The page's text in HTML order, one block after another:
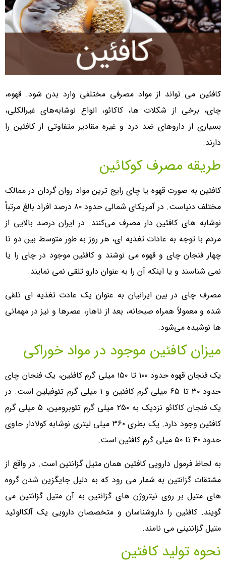
کافئین می تواند از مواد مصرفی مختلفی وارد بدن شود. قهوه،
چای، برخی از شکلات ها، کاکائو، انواع نوشابه‌های غیرالکلی،
بسیاری از داروهای ضد درد و غیره مقادیر متفاوتی از کافئین را
دارند.
طریقه مصرف کوکائین
کافئین به صورت قهوه یا چای رایج ترین مواد روان گردان در ممالک
مختلف دنیاست. در آمریکای شمالی حدود ۸۰ درصد افراد بالغ مرتباً
نوشابه های کافئین دار مصرف می‌کنند. در ایران درصد بالایی از
مردم با توجه به عادات تغذیه ای، هر روز به طور متوسط بین دو تا
چهار فنجان چای و قهوه می نوشند و کافئین موجود در چای را یا
نمی شناسند و یا اینکه آن را به عنوان دارو تلقی نمی نمایند.
مصرف چای در بین ایرانیان به عنوان یک عادت تغذیه ای تلقی
شده و معمولاً همراه صبحانه، بعد از ناهار، عصرها و نیز در مهمانی
ها نوشیده می‌شود.
میزان کافئین موجود در مواد خوراکی
یک فنجان قهوه حدود ۱۰۰ تا ۱۵۰ میلی گرم کافئین، یک فنجان چای
حدود ۳۰ تا ۶۵ میلی گرم کافئین و ۱ میلی گرم تئوفیلین است. در
یک فنجان کاکائو نزدیک به ۲۵۰ میلی گرم تئوبرومین، ۵ میلی گرم
کافئین وجود دارد. یک بطری ۳۶۰ میلی لیتری نوشابه کولادار حاوی
حدود ۴۰ تا ۵۰ میلی گرم کافئین است.
به لحاظ فرمول دارویی کافئین همان متیل گزانتین است. در واقع از
مشتقات گزانتین به شمار می رود که به دلیل جایگزین شدن گروه
های متیل بر روی نیتروژن های گزانتین به آن متیل گزانتین می
گویند. کافئین را داروشناسان و متخصصان دارویی یک آلکالوئید
متیل گزانتینی می نامند.
نحوه تولید کافئین